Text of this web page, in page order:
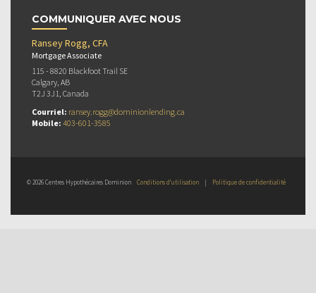
COMMUNIQUER AVEC NOUS
Ransey Rogg, CFA
Mortgage Associate
115 - 8820 Blackfoot Trail SE
Calgary, AB
T2J 3J1, Canada
Courriel: ransey.rogg@dominionlending.ca
Mobile: 403-601-3585
© 2026 Centres Hypothécaires Dominion Conditions d’utilisation | Politique de confidentialité